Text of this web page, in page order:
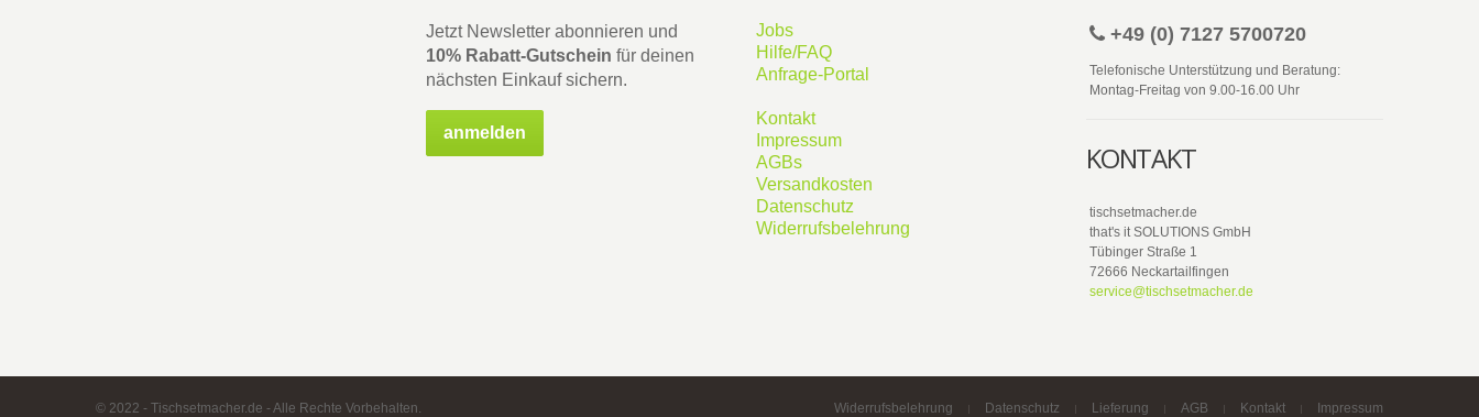
Jetzt Newsletter abonnieren und
10% Rabatt-Gutschein für deinen
nächsten Einkauf sichern.
anmelden
Jobs
Hilfe/FAQ
Anfrage-Portal
Kontakt
Impressum
AGBs
Versandkosten
Datenschutz
Widerrufsbelehrung
+49 (0) 7127 5700720
Telefonische Unterstützung und Beratung:
Montag-Freitag von 9.00-16.00 Uhr
KONTAKT
tischsetmacher.de
that's it SOLUTIONS GmbH
Tübinger Straße 1
72666 Neckartailfingen
service@tischsetmacher.de
© 2022 - Tischsetmacher.de - Alle Rechte Vorbehalten. Widerrufsbelehrung Datenschutz Lieferung AGB Kontakt Impressum